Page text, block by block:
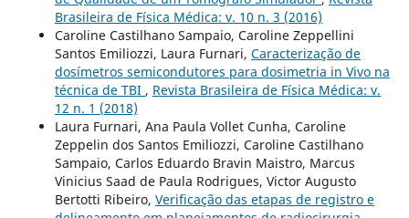
Brasileira de Física Médica: v. 10 n. 3 (2016)
Caroline Castilhano Sampaio, Caroline Zeppellini
Santos Emiliozzi, Laura Furnari, Caracterização de
dosímetros semicondutores para dosimetria in Vivo na
técnica de TBI , Revista Brasileira de Física Médica: v.
12 n. 1 (2018)
Laura Furnari, Ana Paula Vollet Cunha, Caroline
Zeppelin dos Santos Emiliozzi, Caroline Castilhano
Sampaio, Carlos Eduardo Bravin Maistro, Marcus
Vinicius Saad de Paula Rodrigues, Victor Augusto
Bertotti Ribeiro, Verificação das etapas de registro e